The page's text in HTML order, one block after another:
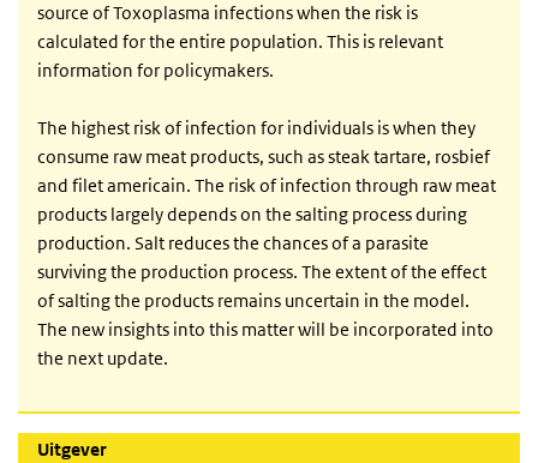
source of Toxoplasma infections when the risk is
calculated for the entire population. This is relevant
information for policymakers.
The highest risk of infection for individuals is when they
consume raw meat products, such as steak tartare, rosbief
and filet americain. The risk of infection through raw meat
products largely depends on the salting process during
production. Salt reduces the chances of a parasite
surviving the production process. The extent of the effect
of salting the products remains uncertain in the model.
The new insights into this matter will be incorporated into
the next update.
Uitgever